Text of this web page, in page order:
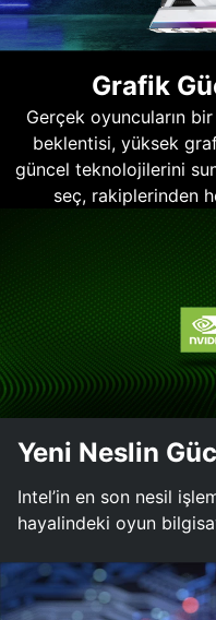
Grafik
Gerçek oyuncuların
beklentisi, yüksek
güncel teknolojilerini
seç, rakiplerinden
Yeni Neslin
Intel’in en son nesil
hayalindeki oyun